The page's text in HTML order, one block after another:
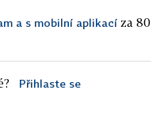
a s mobilní aplikací za 80
Přihlaste se